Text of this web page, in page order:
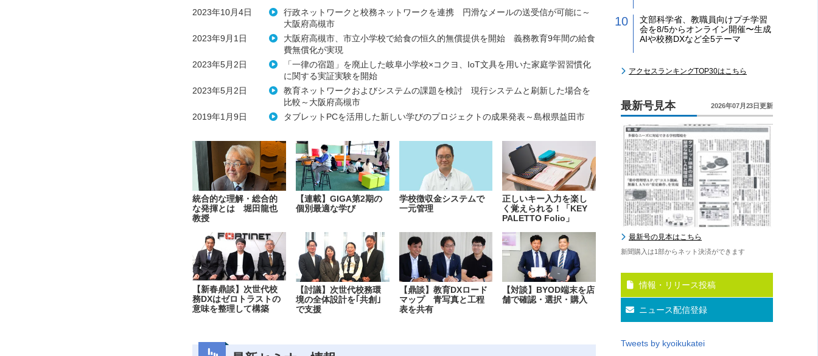
2023年10月4日
行政ネットワークと校務ネットワークを連携 円滑なメールの送受信が可能に～
大阪府高槻市
2023年9月1日
大阪府高槻市、市立小学校で給食の恒久的無償提供を開始 義務教育9年間の給食
費無償化が実現
2023年5月2日
「一律の宿題」を廃止した岐阜小学校×コクヨ、IoT文具を用いた家庭学習習慣化
に関する実証実験を開始
2023年5月2日
教育ネットワークおよびシステムの課題を検討 現行システムと刷新した場合を
比較～大阪府高槻市
2019年1月9日
タブレットPCを活用した新しい学びのプロジェクトの成果発表～島根県益田市
統合的な理解・総合的
な発揮とは 堀田龍也
教授
【連載】GIGA第2期の
個別最適な学び
学校徴収金システムで
一元管理
正しいキー入力を楽し
く覚えられる！「KEY
PALETTO Folio」
【新春鼎談】次世代校
務DXはゼロトラストの
意味を整理して構築
【討議】次世代校務環
境の全体設計を｢共創｣
で支援
【鼎談】教育DXロード
マップ 青写真と工程
表を共有
【対談】BYOD端末を店
舗で確認・選択・購入
文部科学省、教職員向けプチ学習
会を8/5からオンライン開催〜生成
AIや校務DXなど全5テーマ
アクセスランキングTOP30はこちら
最新号見本 2026年07月23日更新
最新号の見本はこちら
新聞購入は1部からネット決済ができます
情報・リリース投稿
ニュース配信登録
Tweets by kyoikukatei